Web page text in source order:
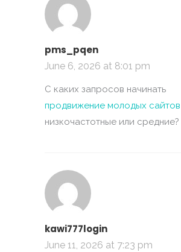
pms_pqen
June 6, 2026 at 8:01 pm
С каких запросов начинать
продвижение молодых сайтов
низкочастотные или средние?
kawi777login
June 11, 2026 at 7:23 pm